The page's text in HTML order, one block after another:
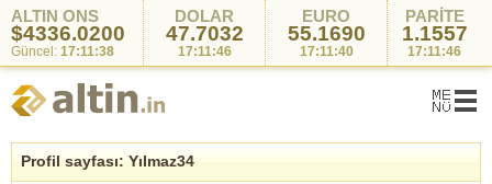
ALTIN ONS
$4336.0200
Güncel: 17:11:38
DOLAR
47.7032
17:11:46
EURO
55.1690
17:11:40
PARİTE
1.1557
17:11:46
Profil sayfası: Yılmaz34